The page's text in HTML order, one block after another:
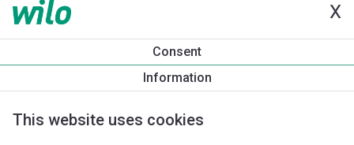
X
Consent
Information
This website uses cookies
Produkta informācija
Yonos PICO 15/1-6 -130 1.0